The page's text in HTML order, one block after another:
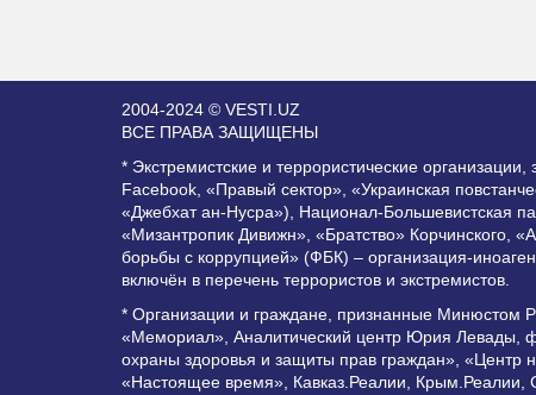
2004-2024 © VESTI.UZ
ВСЕ ПРАВА ЗАЩИЩЕНЫ
* Экстремистские и террористические
Facebook, «Правый сектор», «Украинская
«Джебхат ан-Нусра»), Национал-Большевистская
«Мизантропик Дивижн», «Братство» Корчинского,
борьбы с коррупцией» (ФБК) – организация-
включён в перечень террористов и экстремистов.
* Организации и граждане, признанные Минюстом
«Мемориал», Аналитический центр Юрия Левады,
охраны здоровья и защиты прав граждан», «Центр
«Настоящее время», Кавказ.Реалии, Крым.Реалии,